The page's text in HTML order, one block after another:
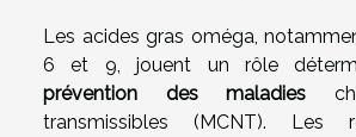
Les acides gras oméga,
6 et 9, jouent un rôle
prévention des maladies
transmissibles (MCNT). Les